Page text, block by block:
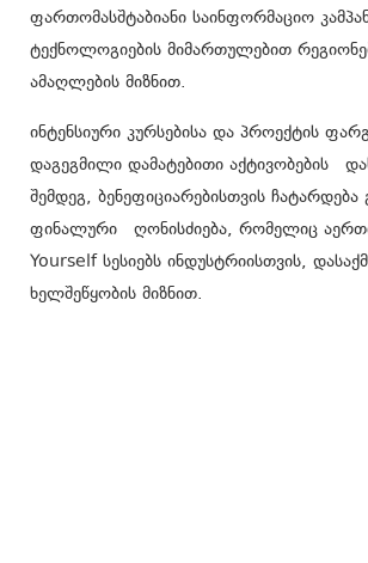
ფართომასშტაბიანი საინფორმაციო
ტექნოლოგიების მიმართულებით
ამაღლების მიზნით.
ინტენსიური კურსებისა და პროექტის
დაგეგმილი დამატებითი აქტივობების
შემდეგ, ბენეფიციარებისთვის ჩატარდება
ფინალური ღონისძიება, რომელიც
Yourself სესიებს ინდუსტრიისთვის,
ხელშეწყობის მიზნით.